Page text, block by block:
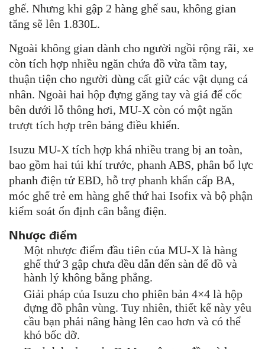
ghế. Nhưng khi gập 2 hàng ghế sau, không gian
tăng sẽ lên 1.830L.
Ngoài không gian dành cho người ngồi rộng rãi, xe
còn tích hợp nhiều ngăn chứa đồ vừa tầm tay,
thuận tiện cho người dùng cất giữ các vật dụng cá
nhân. Ngoài hai hộp đựng găng tay và giá để cốc
bên dưới lỗ thông hơi, MU-X còn có một ngăn
trượt tích hợp trên bảng điều khiển.
Isuzu MU-X tích hợp khá nhiều trang bị an toàn,
bao gồm hai túi khí trước, phanh ABS, phân bổ lực
phanh điện tử EBD, hỗ trợ phanh khẩn cấp BA,
móc ghế trẻ em hàng ghế thứ hai Isofix và bộ phận
kiểm soát ổn định cân bằng điện.
Nhược điểm
Một nhược điểm đầu tiên của MU-X là hàng
ghế thứ 3 gập chưa đều dẫn đến sàn để đồ và
hành lý không bằng phẳng.
Giải pháp của Isuzu cho phiên bản 4×4 là hộp
đựng đồ phân vùng. Tuy nhiên, thiết kế này yêu
cầu bạn phải nâng hàng lên cao hơn và có thể
khó bốc dỡ.